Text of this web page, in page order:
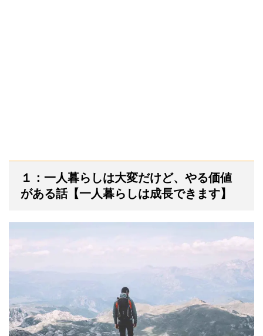
１：一人暮らしは大変だけど、やる価値
がある話【一人暮らしは成長できます】